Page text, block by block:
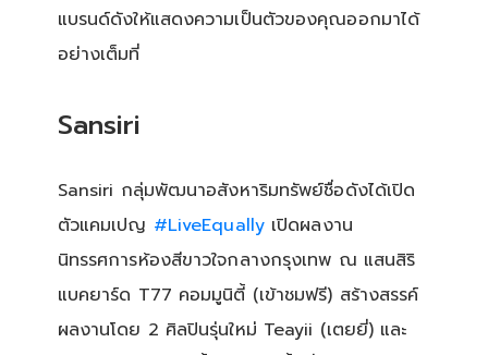
แบรนด์ดังให้แสดงความเป็นตัวของคุณออกมาได้
อย่างเต็มที่
Sansiri
Sansiri กลุ่มพัฒนาอสังหาริมทรัพย์ชื่อดังได้เปิด
ตัวแคมเปญ #LiveEquallyเปิดผลงาน
นิทรรศการห้องสีขาวใจกลางกรุงเทพ ณ แสนสิริ
แบคยาร์ด T77 คอมมูนิตี้ (เข้าชมฟรี) สร้างสรรค์
ผลงานโดย 2 ศิลปินรุ่นใหม่ Teayii (เตยยี่) และ